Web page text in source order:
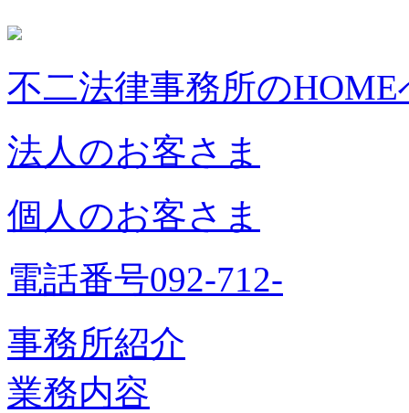
不二法律事務所のHOME
法人のお客さま
個人のお客さま
電話番号092-712-
事務所紹介
業務内容